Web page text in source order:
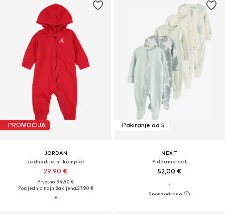
PROMOCIJA
JORDAN
Jednodijelni komplet
29,90 €
Prvotno: 34,90 €
Posljednja najniža cijena:27,90 €
Pakiranje od 5
NEXT
Pidžama set
52,00 €